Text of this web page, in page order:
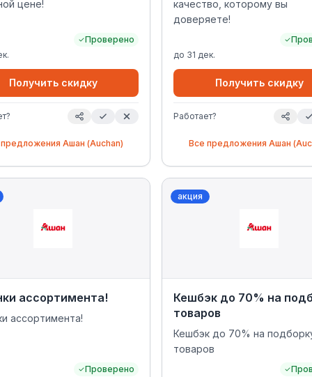
цене!
Проверено
Получить скидку
Ашан (Auchan)
качество, которому вы
доверяете!
до 31 дек.
Получить скидку
Работает?
Все предложения Ашан
ассортимента!
ассортимента!
Проверено
акция
Кешбэк до 70% на
товаров
Кешбэк до 70% на
товаров